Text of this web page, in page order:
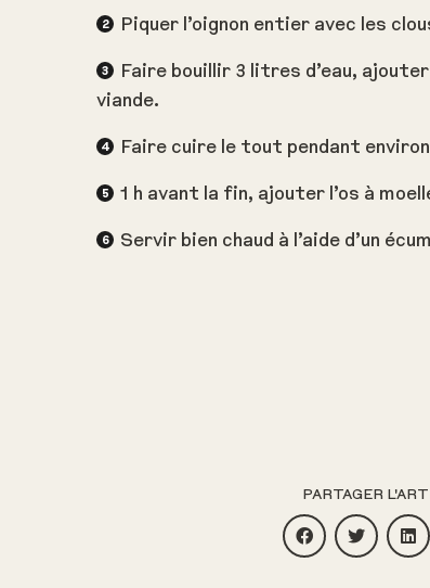
Piquer l’oignon entier avec les
Faire bouillir 3 litres d’eau,
viande.
Faire cuire le tout pendant
1 h avant la fin, ajouter l’os à
Servir bien chaud à l’aide d’un
PARTAGER
Partager le